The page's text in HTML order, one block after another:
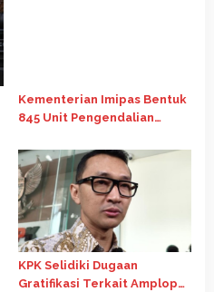
Kementerian Imipas Bentuk
845 Unit Pengendalian
Integritas
KPK Selidiki Dugaan
Gratifikasi Terkait Amplop